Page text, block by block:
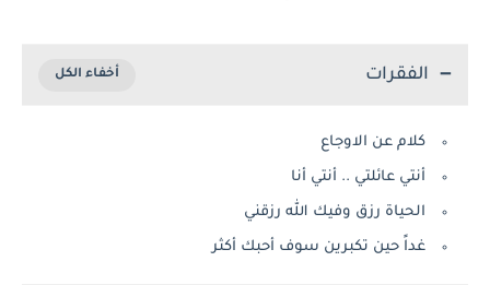
الفقرات
كلام عن الاوجاع
أنتي عائلتي .. أنتي أنا
الحياة رزق وفيك الله رزقني
غداً حين تكبرين سوف أحبك أكثر